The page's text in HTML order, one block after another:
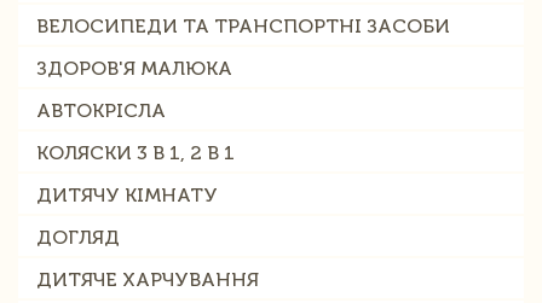
ВЕЛОСИПЕДИ ТА ТРАНСПОРТНІ ЗАСОБИ
ЗДОРОВ'Я МАЛЮКА
АВТОКРІСЛА
КОЛЯСКИ 3 В 1, 2 В 1
ДИТЯЧУ КІМНАТУ
ДОГЛЯД
ДИТЯЧЕ ХАРЧУВАННЯ